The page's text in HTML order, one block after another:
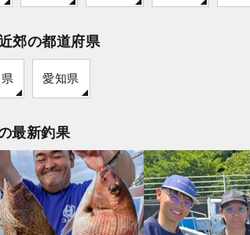
郊の都道府県
愛知県
最新釣果